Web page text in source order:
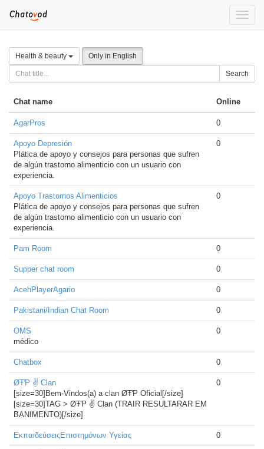
Toggle
Health & beauty Only in English
Search
Chat name Online
AgarPros 0
Apoyo Depresión
Plática de apoyo y consejos para personas que sufren
de algún trastorno alimenticio con un usuario con
experiencia.
0
Apoyo Trastornos Alimenticios
Plática de apoyo y consejos para personas que sufren
de algún trastorno alimenticio con un usuario con
experiencia.
0
Pam Room 0
Supper chat room 0
AcehPlayerAgario 0
Pakistani/Indian Chat Room 0
OMS
médico
0
Chatbox 0
ØŦƤ ✌ Clan
[size=30]Bem-Vindos(a) a clan ØŦƤ Oficial[/size]
[size=30]TAG > ØŦƤ ✌ Clan (TRAIR RESULTARAR EM
BANIMENTO)[/size]
0
ΕκπαιδεύσειςΕπιστημόνων Υγείας 0